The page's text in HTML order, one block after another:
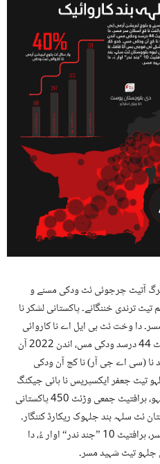
آتیٹ چرجوئی ئٹ ودکی مسنے و
ترندی خننگانے۔ پاکستانی لشکر نا
دا وخت ئٹ بی ایل اے نا کاروائی
تیتون تفوک پاکستانی لشکر نا مرگ آتیٹ 44 درسد ودکی مس، اندن 2022 آن
ئٹ جلہو آتیٹی 40 درسد نا (سی اے جی آر) نا کچ آن ودکی
تیٹ جعفر ایکسپریس نا ہائی جیکنگ
و نوشکے ٹی فوجی بس آتا قافلہ غا جلہو، ہرافتیٹ جمعی وڑئٹ 450 پاکستانی
ئٹ سلہہ بند جلہوک ریکارڈ کننگار۔
خدو بی ایل اے نا 72 جنگجو شہید مسر، ہرافتیٹ 10 ”جند ندر“ اوار ءُ، دا
تیٹ شہید مسر۔